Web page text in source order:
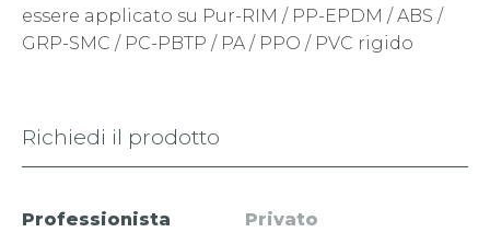
essere applicato su Pur-RIM / PP-EPDM / ABS /
GRP-SMC / PC-PBTP / PA / PPO / PVC rigido
Richiedi il prodotto
Professionista Privato